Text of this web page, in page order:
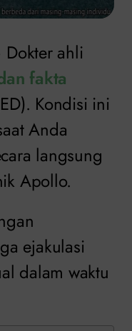
Dokter ahli
fakta
Kondisi ini
Anda
langsung
Apollo.
ejakulasi
dalam waktu